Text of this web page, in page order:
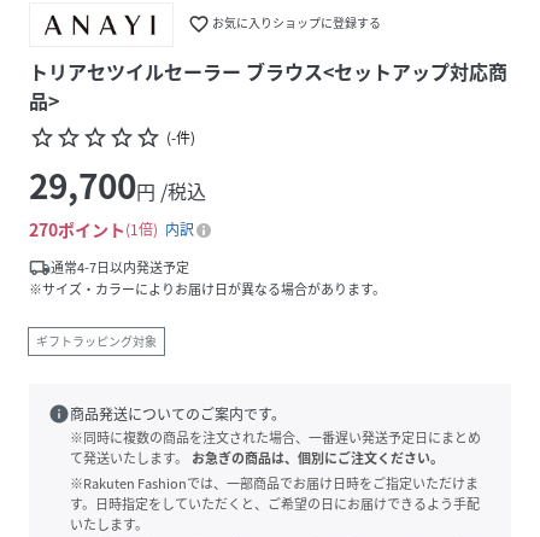
favorite_border お気に入りショップに登録する
トリアセツイルセーラー ブラウス<セットアップ対応商
品>
star_borderstar_borderstar_borderstar_borderstar_border (-件)
29,700円 /税込
270ポイント 1倍
内訳
local_shipping通常4-7日以内発送予定
※サイズ・カラーによりお届け日が異なる場合があります。
ギフトラッピング対象
info商品発送についてのご案内です。
※同時に複数の商品を注文された場合、一番遅い発送予定日にまとめ
て発送いたします。
お急ぎの商品は、個別にご注文ください。
※Rakuten Fashionでは、一部商品でお届け日時をご指定いただけま
す。日時指定をしていただくと、ご希望の日にお届けできるよう手配
いたします。